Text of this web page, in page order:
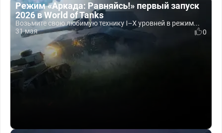
Режим «Аркада: Равняйсь!» первый запуск
2026 в World of Tanks
Возьмите свою любимую технику I–X уровней в режим...
31 мая
0